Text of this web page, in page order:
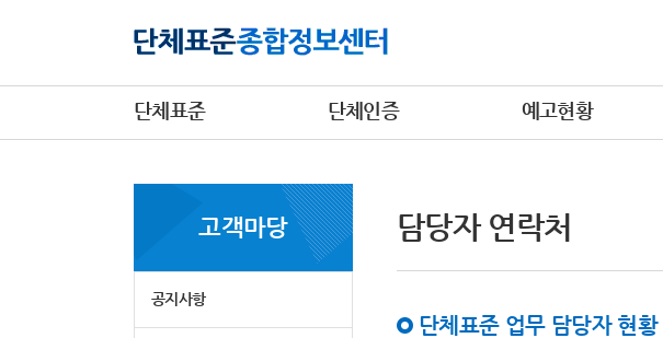
단체표준 단체인증 예고현황
고객마당
공지사항
담당자 연락처
단체표준 업무 담당자 현황